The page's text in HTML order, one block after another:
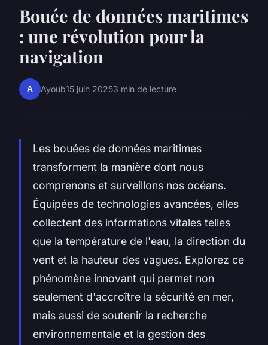
Bouée de données maritimes
: une révolution pour la
navigation
A Ayoub15 juin 20253 min de lecture
Les bouées de données maritimes
transforment la manière dont nous
comprenons et surveillons nos océans.
Équipées de technologies avancées, elles
collectent des informations vitales telles
que la température de l'eau, la direction du
vent et la hauteur des vagues. Explorez ce
phénomène innovant qui permet non
seulement d'accroître la sécurité en mer,
mais aussi de soutenir la recherche
environnementale et la gestion des